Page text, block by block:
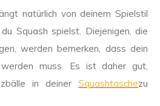
natürlich von deinem Spielstil
Squash spielst. Diejenigen, die
werden bemerken, dass dein
muss. Es ist daher gut,
in deiner Squashtaschezu